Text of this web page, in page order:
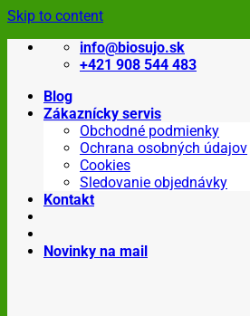
Skip to content
info@biosujo.sk
+421 908 544 483
Blog
Zákaznícky servis
Obchodné podmienky
Ochrana osobných údajov
Cookies
Sledovanie objednávky
Kontakt
Novinky na mail